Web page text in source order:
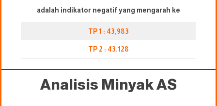
adalah indikator negatif yang mengarah ke
TP 1 : 43,983
TP 2 : 43.128
Analisis Minyak AS